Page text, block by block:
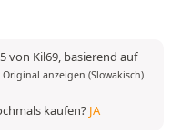
von Kil69, basierend auf
Original anzeigen (Slowakisch)
kaufen? JA